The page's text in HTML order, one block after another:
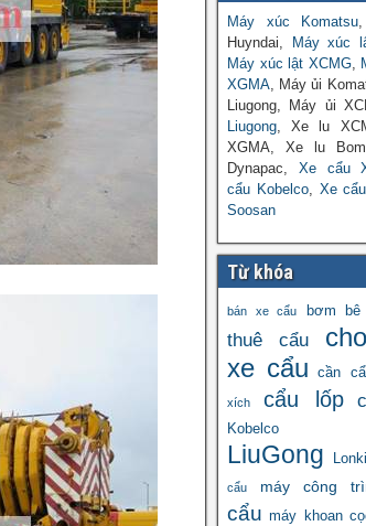
Máy xúc Komatsu
Huyndai,
Máy xúc
Máy xúc lật XCMG,
XGMA, Máy ủi
Liugong, Máy ủi
Liugong, Xe lu
XGMA, Xe lu
Dynapac, Xe cẩu
cẩu Kobelco, Xe
Soosan
Từ khóa
bán xe cẩu bơm bê
thuê cẩu
xe cẩu
cần
xích cẩu lốp
Kobelco
LiuGong
cẩu máy công
cẩu máy khoan